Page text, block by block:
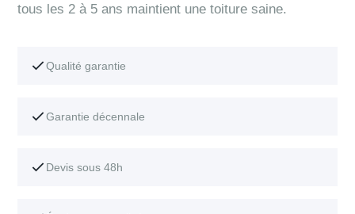
tous les 2 à 5 ans maintient une toiture saine.
Qualité garantie
Garantie décennale
Devis sous 48h